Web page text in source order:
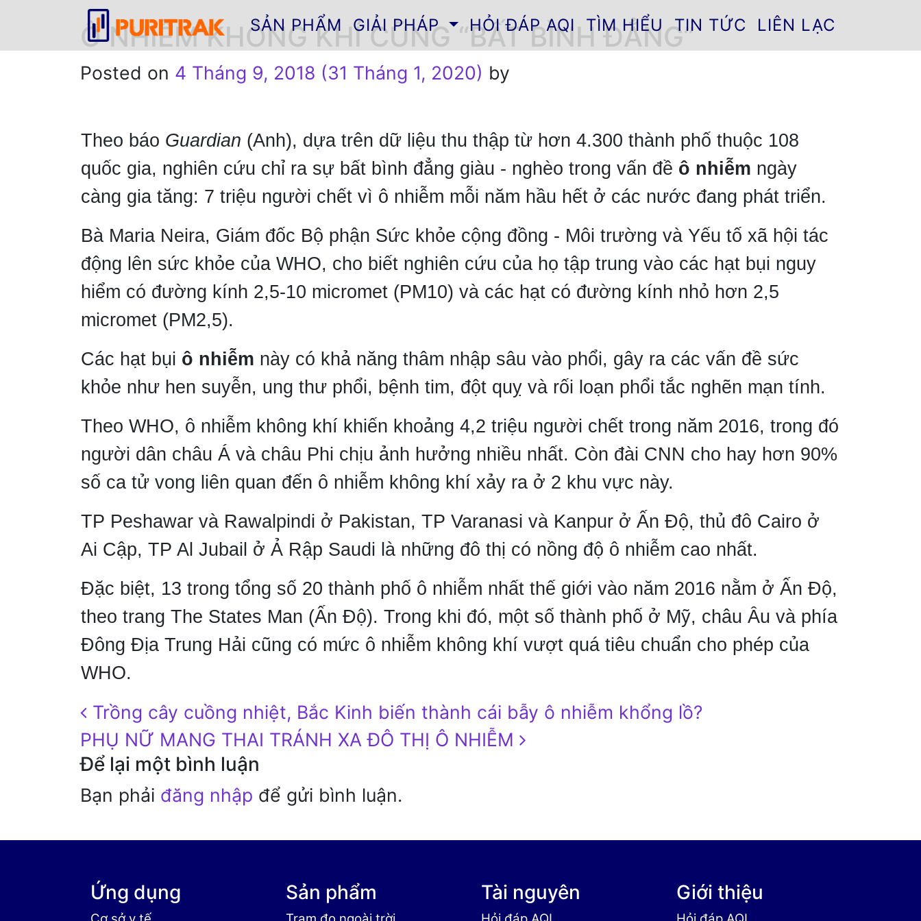
SẢN PHẨM GIẢI PHÁP HỎI ĐÁP AQI TÌM HIỂU TIN TỨC LIÊN LẠC
Ô NHIỄM KHÔNG KHÍ CŨNG “BẤT BÌNH ĐẲNG”
Posted on 4 Tháng 9, 2018 (31 Tháng 1, 2020) by
Theo báo Guardian (Anh), dựa trên dữ liệu thu thập từ hơn 4.300 thành phố thuộc 108
quốc gia, nghiên cứu chỉ ra sự bất bình đẳng giàu - nghèo trong vấn đề ô nhiễm ngày
càng gia tăng: 7 triệu người chết vì ô nhiễm mỗi năm hầu hết ở các nước đang phát triển.
Bà Maria Neira, Giám đốc Bộ phận Sức khỏe cộng đồng - Môi trường và Yếu tố xã hội tác
động lên sức khỏe của WHO, cho biết nghiên cứu của họ tập trung vào các hạt bụi nguy
hiểm có đường kính 2,5-10 micromet (PM10) và các hạt có đường kính nhỏ hơn 2,5
micromet (PM2,5).
Các hạt bụi ô nhiễm này có khả năng thâm nhập sâu vào phổi, gây ra các vấn đề sức
khỏe như hen suyễn, ung thư phổi, bệnh tim, đột quỵ và rối loạn phổi tắc nghẽn mạn tính.
Theo WHO, ô nhiễm không khí khiến khoảng 4,2 triệu người chết trong năm 2016, trong đó
người dân châu Á và châu Phi chịu ảnh hưởng nhiều nhất. Còn đài CNN cho hay hơn 90%
số ca tử vong liên quan đến ô nhiễm không khí xảy ra ở 2 khu vực này.
TP Peshawar và Rawalpindi ở Pakistan, TP Varanasi và Kanpur ở Ấn Độ, thủ đô Cairo ở
Ai Cập, TP Al Jubail ở Ả Rập Saudi là những đô thị có nồng độ ô nhiễm cao nhất.
Đặc biệt, 13 trong tổng số 20 thành phố ô nhiễm nhất thế giới vào năm 2016 nằm ở Ấn Độ,
theo trang The States Man (Ấn Độ). Trong khi đó, một số thành phố ở Mỹ, châu Âu và phía
Đông Địa Trung Hải cũng có mức ô nhiễm không khí vượt quá tiêu chuẩn cho phép của
WHO.
Post navigation
Trồng cây cuồng nhiệt, Bắc Kinh biến thành cái bẫy ô nhiễm khổng lồ?
PHỤ NỮ MANG THAI TRÁNH XA ĐÔ THỊ Ô NHIỄM
Để lại một bình luận
Bạn phải đăng nhập để gửi bình luận.
Ứng dụng Sản phẩm Tài nguyên Giới thiệu